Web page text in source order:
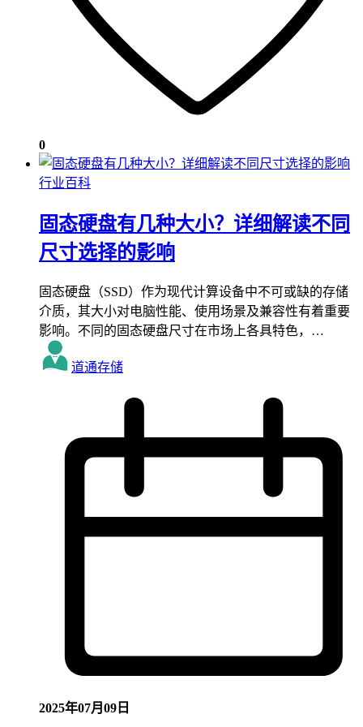
0
行业百科
固态硬盘有几种大小？详细解读不同
尺寸选择的影响
固态硬盘（SSD）作为现代计算设备中不可或缺的存储
介质，其大小对电脑性能、使用场景及兼容性有着重要
影响。不同的固态硬盘尺寸在市场上各具特色，…
道通存储
2025年07月09日